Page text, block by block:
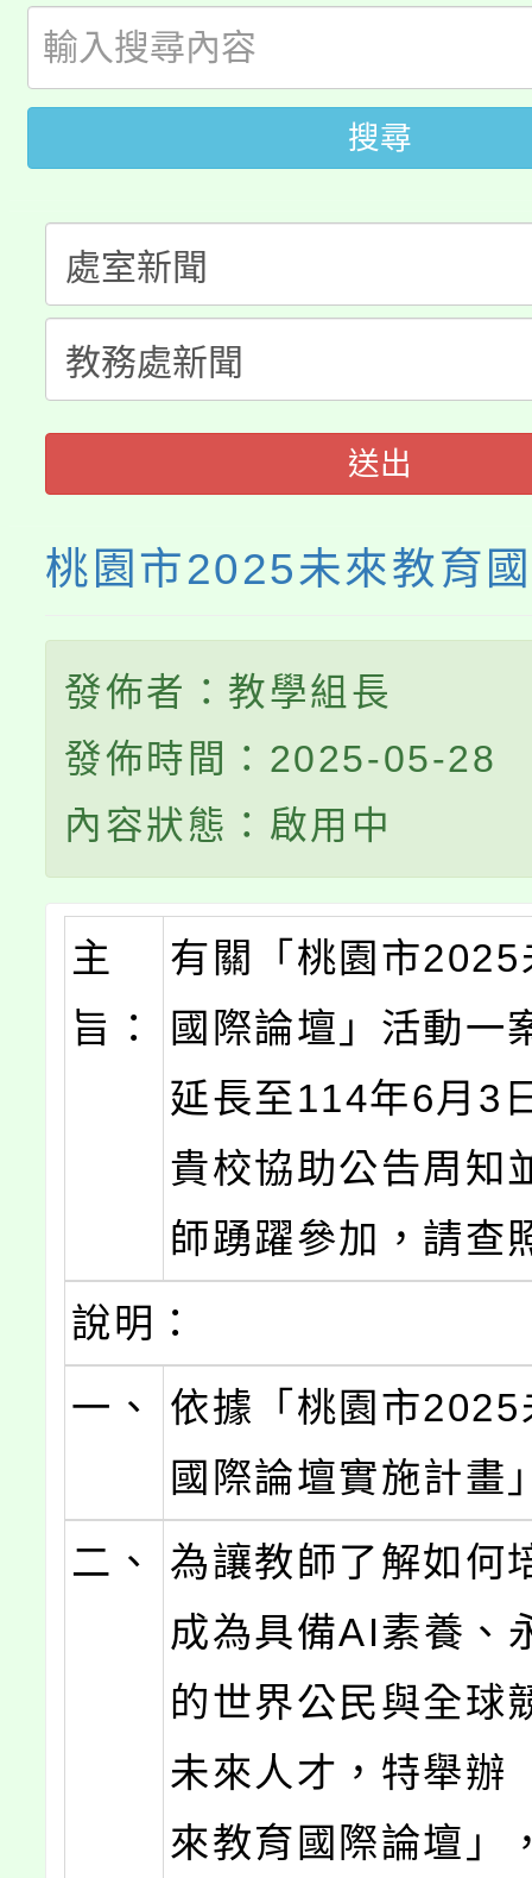
生本土語及新住民語歌
公告本校115學年度第
代理(課)教師甄選結果(
公告本校115學年度第
代理(課)教師甄選結果
轉知中國文化大學推廣
程，歡迎學生輔導中心
心理、諮商輔導、社會
系所師生報名參加。
縣市「校園短影音徵選
門員」簡章及活動海報
踴躍報名參加。
桃園市115學年度學生
要點
「桃園市補助參觀特色
展演活動實施計畫」
搜尋
送出
桃園市2025未來教育
發佈者：教學組長
發佈時間：2025-05-28
內容狀態：啟用中
主
旨：
有關「桃園市2025
國際論壇」活動一
延長至114年6月3
貴校協助公告周知
師踴躍參加，請查
說明：
一、
依據「桃園市2025
國際論壇實施計畫
二、
為讓教師了解如何
成為具備AI素養、
的世界公民與全球
未來人才，特舉辦
來教育國際論壇」